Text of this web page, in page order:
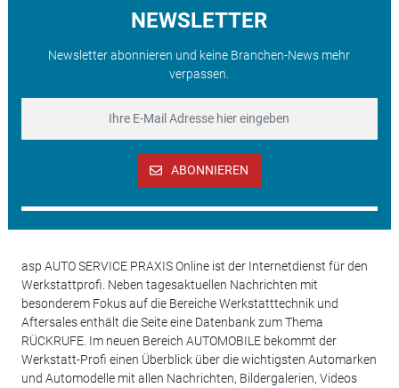
NEWSLETTER
Newsletter abonnieren und keine Branchen-News mehr
verpassen.
ABONNIEREN
asp AUTO SERVICE PRAXIS Online ist der Internetdienst für den
Werkstattprofi. Neben tagesaktuellen Nachrichten mit
besonderem Fokus auf die Bereiche Werkstatttechnik und
Aftersales enthält die Seite eine Datenbank zum Thema
RÜCKRUFE. Im neuen Bereich AUTOMOBILE bekommt der
Werkstatt-Profi einen Überblick über die wichtigsten Automarken
und Automodelle mit allen Nachrichten, Bildergalerien, Videos